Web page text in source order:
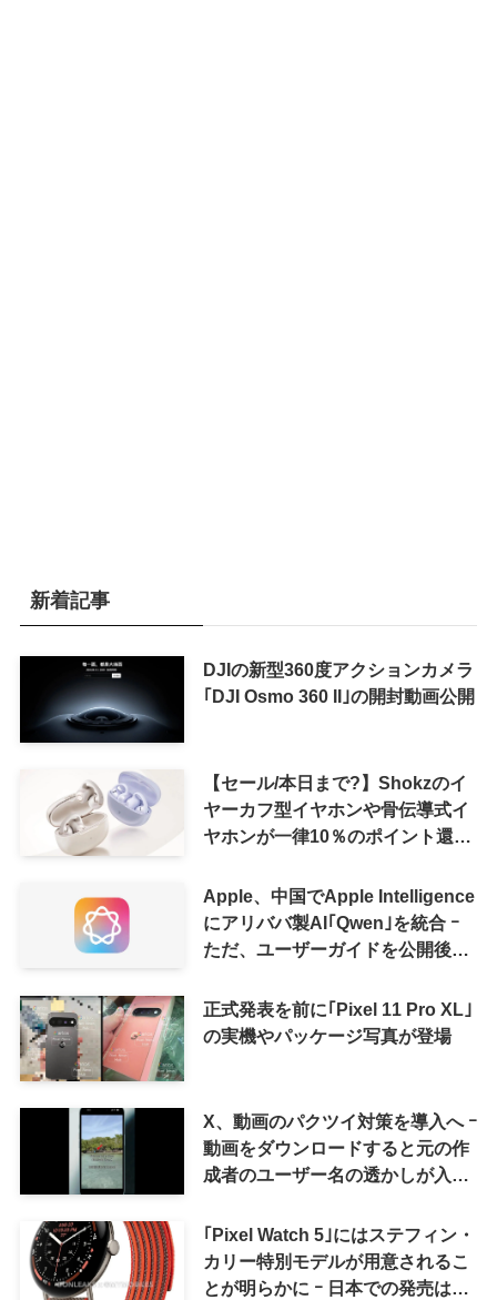
新着記事
DJIの新型360度アクションカメラ
｢DJI Osmo 360 II｣の開封動画公開
【セール/本日まで?】Shokzのイ
ヤーカフ型イヤホンや骨伝導式イ
ヤホンが一律10％のポイント還元
Apple、中国でApple Intelligence
にアリババ製AI｢Qwen｣を統合 ｰ
ただ、ユーザーガイドを公開後に
正式発表を前に｢Pixel 11 Pro XL｣
の実機やパッケージ写真が登場
X、動画のパクツイ対策を導入へ ｰ
動画をダウンロードすると元の作
成者のユーザー名の透かしが入る
｢Pixel Watch 5｣にはステフィン・
カリー特別モデルが用意されるこ
とが明らかに ｰ 日本での発売は期